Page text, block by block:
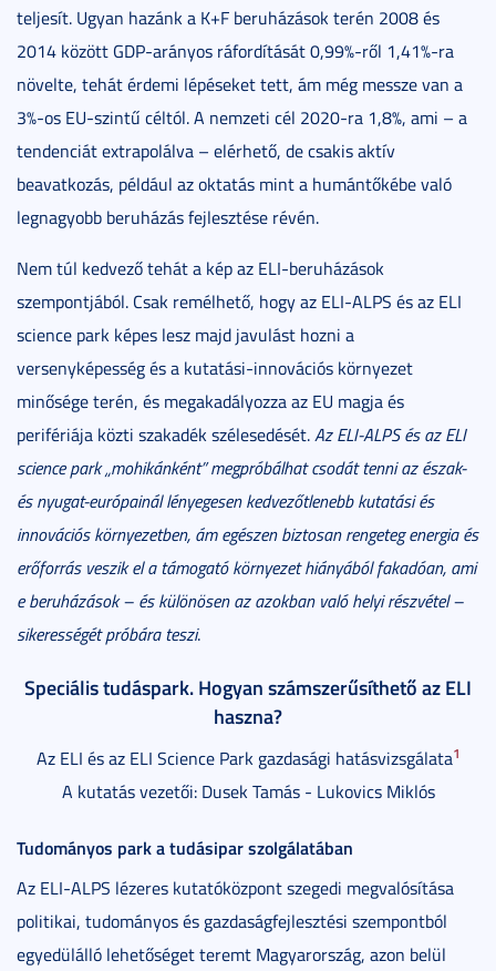
teljesít. Ugyan hazánk a K+F beruházások terén 2008 és
2014 között GDP-arányos ráfordítását 0,99%-ről 1,41%-ra
növelte, tehát érdemi lépéseket tett, ám még messze van a
3%-os EU-szintű céltól. A nemzeti cél 2020-ra 1,8%, ami – a
tendenciát extrapolálva – elérhető, de csakis aktív
beavatkozás, például az oktatás mint a humántőkébe való
legnagyobb beruházás fejlesztése révén.
Nem túl kedvező tehát a kép az ELI-beruházások
szempontjából. Csak remélhető, hogy az ELI-ALPS és az ELI
science park képes lesz majd javulást hozni a
versenyképesség és a kutatási-innovációs környezet
minősége terén, és megakadályozza az EU magja és
perifériája közti szakadék szélesedését.Az ELI-ALPS és az ELI
science park „mohikánként” megpróbálhat csodát tenni az észak-
és nyugat-európainál lényegesen kedvezőtlenebb kutatási és
innovációs környezetben, ám egészen biztosan rengeteg energia és
erőforrás veszik el a támogató környezet hiányából fakadóan, ami
e beruházások – és különösen az azokban való helyi részvétel –
sikerességét próbára teszi.
Speciális tudáspark. Hogyan számszerűsíthető az ELI
haszna?
Az ELI és az ELI Science Park gazdasági hatásvizsgálata1
A kutatás vezetői: Dusek Tamás - Lukovics Miklós
Tudományos park a tudásipar szolgálatában
Az ELI-ALPS lézeres kutatóközpont szegedi megvalósítása
politikai, tudományos és gazdaságfejlesztési szempontból
egyedülálló lehetőséget teremt Magyarország, azon belül